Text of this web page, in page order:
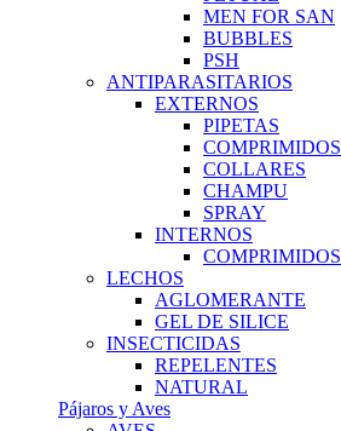
MEN FOR SAN
BUBBLES
PSH
ANTIPARASITARIOS
EXTERNOS
PIPETAS
COMPRIMIDOS
COLLARES
CHAMPU
SPRAY
INTERNOS
COMPRIMIDOS
LECHOS
AGLOMERANTE
GEL DE SILICE
INSECTICIDAS
REPELENTES
NATURAL
Pájaros y Aves